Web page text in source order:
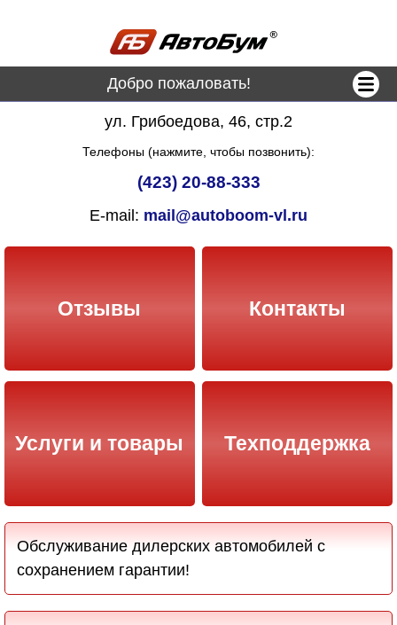
Добро пожаловать!
ул. Грибоедова, 46, стр.2
Телефоны (нажмите, чтобы позвонить):
(423) 20-88-333
E-mail: mail@autoboom-vl.ru
Отзывы Контакты
Услуги и товары Техподдержка
Обслуживание дилерских автомобилей с
сохранением гарантии!